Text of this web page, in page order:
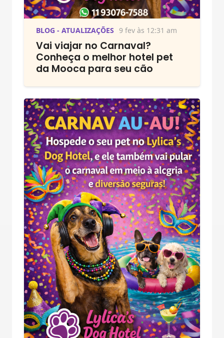
BLOG - ATUALIZAÇÕES 9 fev às 12:31 am
Vai viajar no Carnaval?
Conheça o melhor hotel pet
da Mooca para seu cão